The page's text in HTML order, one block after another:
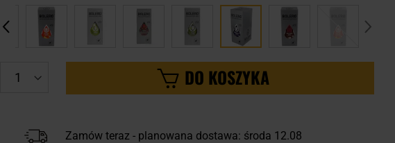
DO KOSZYKA
Zamów teraz - planowana dostawa: środa 12.08